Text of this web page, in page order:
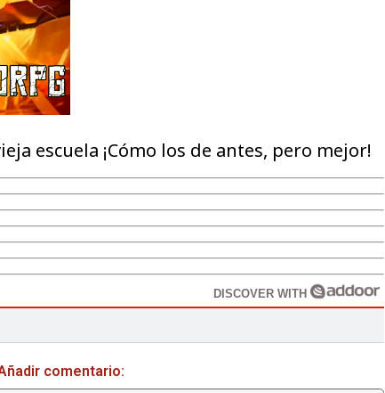
escuela ¡Cómo los de antes, pero mejor!
DISCOVER WITH
comentario: